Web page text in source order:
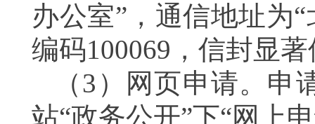
办公室”，通信地址为
编码100069，信封显
（3）网页申请。
站“政务公开”下“网